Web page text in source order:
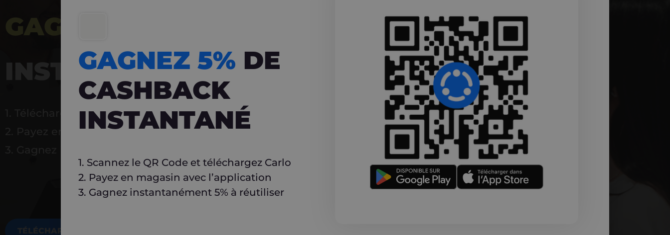
GAGNEZ 5%
INSTANTANÉ
1. Téléchargez Carlo
2. Payez en magasin avec l’application
TÉLÉCHARGEZ MAINTENANT
GAGNEZ 5% DE
CASHBACK
INSTANTANÉ
1. Scannez le QR Code et téléchargez Carlo
2. Payez en magasin avec l’application
3. Gagnez instantanément 5% à réutiliser